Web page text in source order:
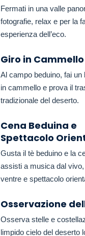
Fermati in una valle
fotografie, relax e per la
esperienza dell’eco.
Giro in Cammello
Al campo beduino, fai un
in cammello e prova il
tradizionale del deserto.
Cena Beduina e
Spettacolo
Gusta il tè beduino e la
assisti a musica dal
ventre e spettacolo
Osservazione
Osserva stelle e
limpido cielo del deserto